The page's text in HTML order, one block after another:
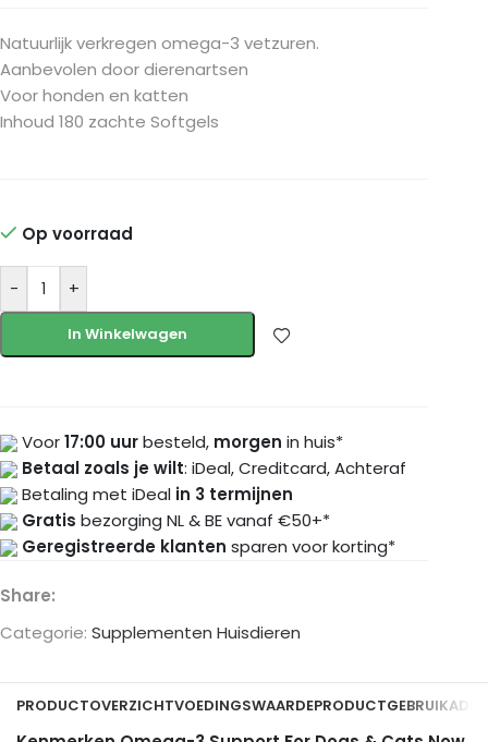
Natuurlijk verkregen omega-3 vetzuren.
Aanbevolen door dierenartsen
Voor honden en katten
Inhoud 180 zachte Softgels
Op voorraad
- +
In Winkelwagen
Voor17:00 uurbesteld, morgen in huis*
Betaal zoals je wilt: iDeal, Creditcard, Achteraf
Betaling met iDeal in 3 termijnen
Gratis bezorging NL & BE vanaf €50+*
Geregistreerde klanten sparen voor korting*
Share:
Categorie: Supplementen Huisdieren
PRODUCTOVERZICHTVOEDINGSWAARDEPRODUCTGEBRUIK